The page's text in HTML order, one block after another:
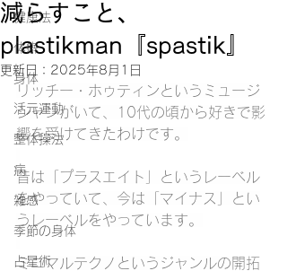
健康法
体癖
身体
活元運動
整体操法
病
雑感
季節の身体
占星術
減らすこと、
plastikman『spastik』
更新日： 2025年8月1日
リッチー・ホゥティンというミュージ
シャンがいて、10代の頃から好きで影
響を受けてきたわけです。
昔は「プラスエイト」というレーベル
をやっていて、今は「マイナス」とい
うレーベルをやっています。
ミニマルテクノというジャンルの開拓